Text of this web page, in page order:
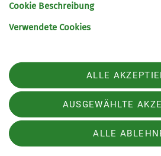
90762 Fürth
Telefon +499117437033
Datenschutz
Cookie Beschreibung
Verwendete Cookies
ALLE
AUSGEWÄHLTE
ALLE